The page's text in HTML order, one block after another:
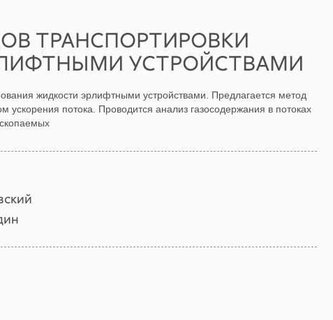
ТРАНСПОРТИРОВКИ
УСТРОЙСТВАМИ
жидкости эрлифтными устройствами. Предлагается метод
ускорения потока. Проводится анализ газосодержания в потоках